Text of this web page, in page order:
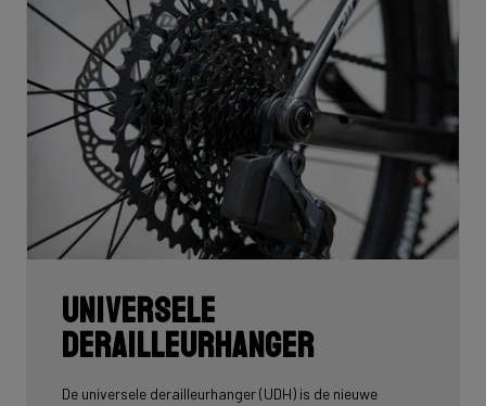
Universele
derailleurhanger
De universele derailleurhanger (UDH) is de nieuwe